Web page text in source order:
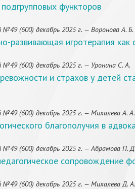
функторов
(600) декабрь 2025 г. — Воронова А. Б.
развивающая игротерапия
(600) декабрь 2025 г. — Уронина С. А.
и страхов у детей
№49 (600) декабрь 2025 г. — Михалева А. А.
благополучия в
№49 (600) декабрь 2025 г. — Абрамова П. Д.
сопровождение
№49 (600) декабрь 2025 г. — Михалева Д. А.